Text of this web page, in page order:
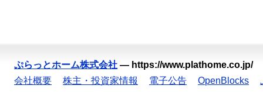
ぷらっとホーム株式会社 — https://www.plathome.co.jp/
会社概要
株主・投資家情報 電子公告 OpenBlocks